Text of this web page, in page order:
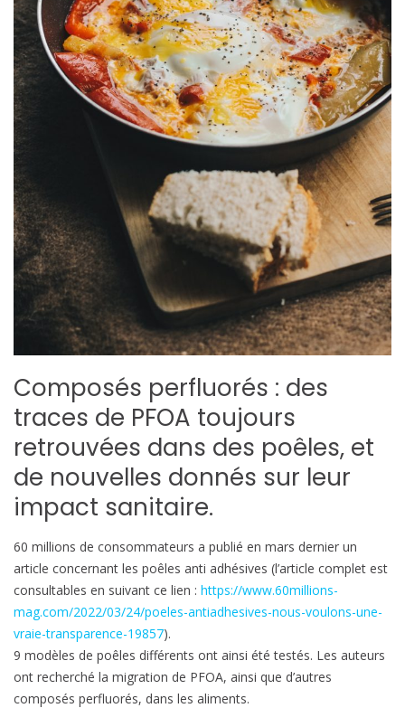
Composés perfluorés : des
traces de PFOA toujours
retrouvées dans des poêles, et
de nouvelles donnés sur leur
impact sanitaire.
60 millions de consommateurs a publié en mars dernier un
article concernant les poêles anti adhésives (l’article complet est
consultables en suivant ce lien : https://www.60millions-
mag.com/2022/03/24/poeles-antiadhesives-nous-voulons-une-
vraie-transparence-19857).
9 modèles de poêles différents ont ainsi été testés. Les auteurs
ont recherché la migration de PFOA, ainsi que d’autres
composés perfluorés, dans les aliments.